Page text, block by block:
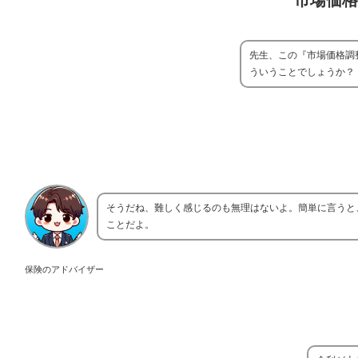
先生、この『市場価格
ういうことでしょうか？
保険のアドバイザー
そうだね、難しく感じるのも無理はないよ。簡単に言う
ことだよ。